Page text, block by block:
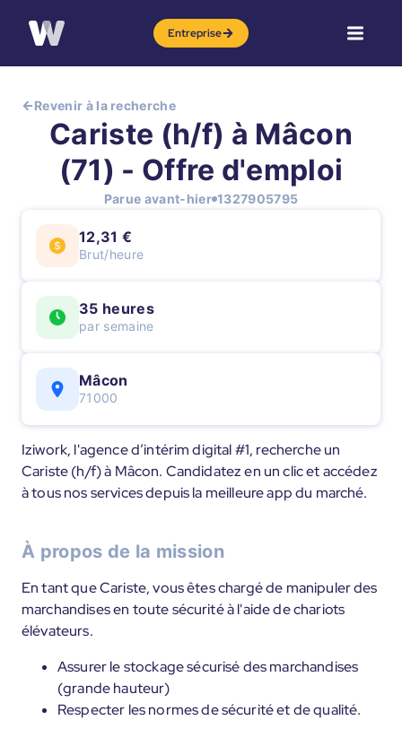
Entreprise
Revenir à la recherche
Cariste (h/f) à Mâcon
(71) - Offre d'emploi
Parue avant-hier 1327905795
12,31 €
Brut/heure
35 heures
par semaine
Mâcon
71000
Iziwork, l'agence d’intérim digital #1, recherche un
Cariste (h/f) à Mâcon. Candidatez en un clic et accédez
à tous nos services depuis la meilleure app du marché.
À propos de la mission
En tant que Cariste, vous êtes chargé de manipuler des
marchandises en toute sécurité à l'aide de chariots
élévateurs.
Assurer le stockage sécurisé des marchandises
(grande hauteur)
Respecter les normes de sécurité et de qualité.